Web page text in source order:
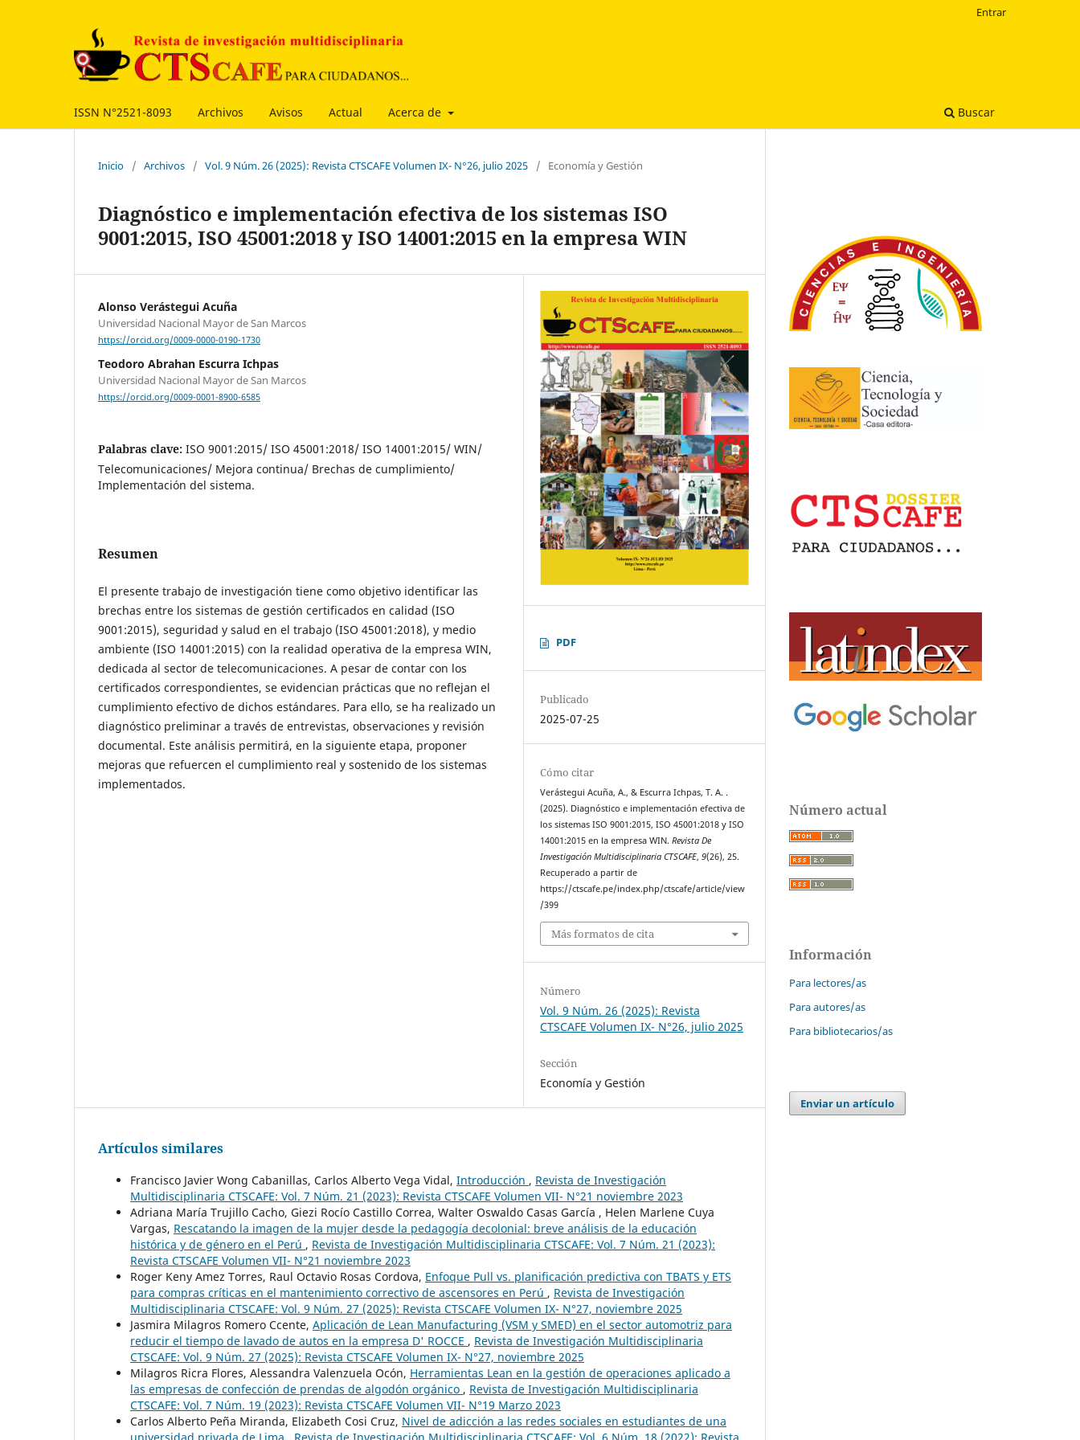
ISSN N°2521-8093 Archivos Avisos Actual Acerca de Buscar
Entrar
Inicio / Archivos / Vol. 9 Núm. 26 (2025): Revista CTSCAFE Volumen IX- N°26, julio 2025 / Economía y Gestión
Diagnóstico e implementación efectiva de los sistemas ISO
9001:2015, ISO 45001:2018 y ISO 14001:2015 en la empresa WIN
Alonso Verástegui Acuña
Universidad Nacional Mayor de San Marcos
https://orcid.org/0009-0000-0190-1730
Teodoro Abrahan Escurra Ichpas
Universidad Nacional Mayor de San Marcos
https://orcid.org/0009-0001-8900-6585
Palabras clave: ISO 9001:2015/ ISO 45001:2018/ ISO 14001:2015/ WIN/
Telecomunicaciones/ Mejora continua/ Brechas de cumplimiento/
Implementación del sistema.
Resumen
El presente trabajo de investigación tiene como objetivo identificar las
brechas entre los sistemas de gestión certificados en calidad (ISO
9001:2015), seguridad y salud en el trabajo (ISO 45001:2018), y medio
ambiente (ISO 14001:2015) con la realidad operativa de la empresa WIN,
dedicada al sector de telecomunicaciones. A pesar de contar con los
certificados correspondientes, se evidencian prácticas que no reflejan el
cumplimiento efectivo de dichos estándares. Para ello, se ha realizado un
diagnóstico preliminar a través de entrevistas, observaciones y revisión
documental. Este análisis permitirá, en la siguiente etapa, proponer
mejoras que refuercen el cumplimiento real y sostenido de los sistemas
implementados.
PDF
Publicado
2025-07-25
Cómo citar
Verástegui Acuña, A., & Escurra Ichpas, T. A. .
(2025). Diagnóstico e implementación efectiva de
los sistemas ISO 9001:2015, ISO 45001:2018 y ISO
14001:2015 en la empresa WIN.Revista De
Investigación Multidisciplinaria CTSCAFE,9(26), 25.
Recuperado a partir de
https://ctscafe.pe/index.php/ctscafe/article/view
/399
Más formatos de cita
Número
Vol. 9 Núm. 26 (2025): Revista
CTSCAFE Volumen IX- N°26, julio 2025
Sección
Economía y Gestión
Artículos similares
Francisco Javier Wong Cabanillas, Carlos Alberto Vega Vidal, Introducción , Revista de Investigación
Multidisciplinaria CTSCAFE: Vol. 7 Núm. 21 (2023): Revista CTSCAFE Volumen VII- N°21 noviembre 2023
Adriana María Trujillo Cacho, Giezi Rocío Castillo Correa, Walter Oswaldo Casas García , Helen Marlene Cuya
Vargas, Rescatando la imagen de la mujer desde la pedagogía decolonial: breve análisis de la educación
histórica y de género en el Perú , Revista de Investigación Multidisciplinaria CTSCAFE: Vol. 7 Núm. 21 (2023):
Revista CTSCAFE Volumen VII- N°21 noviembre 2023
Roger Keny Amez Torres, Raul Octavio Rosas Cordova, Enfoque Pull vs. planificación predictiva con TBATS y ETS
para compras críticas en el mantenimiento correctivo de ascensores en Perú , Revista de Investigación
Multidisciplinaria CTSCAFE: Vol. 9 Núm. 27 (2025): Revista CTSCAFE Volumen IX- N°27, noviembre 2025
Jasmira Milagros Romero Ccente, Aplicación de Lean Manufacturing (VSM y SMED) en el sector automotriz para
reducir el tiempo de lavado de autos en la empresa D' ROCCE , Revista de Investigación Multidisciplinaria
CTSCAFE: Vol. 9 Núm. 27 (2025): Revista CTSCAFE Volumen IX- N°27, noviembre 2025
Milagros Ricra Flores, Alessandra Valenzuela Ocón, Herramientas Lean en la gestión de operaciones aplicado a
las empresas de confección de prendas de algodón orgánico , Revista de Investigación Multidisciplinaria
CTSCAFE: Vol. 7 Núm. 19 (2023): Revista CTSCAFE Volumen VII- N°19 Marzo 2023
Carlos Alberto Peña Miranda, Elizabeth Cosi Cruz, Nivel de adicción a las redes sociales en estudiantes de una
universidad privada de Lima , Revista de Investigación Multidisciplinaria CTSCAFE: Vol. 6 Núm. 18 (2022): Revista
Número actual
Información
Para lectores/as
Para autores/as
Para bibliotecarios/as
Enviar un artículo